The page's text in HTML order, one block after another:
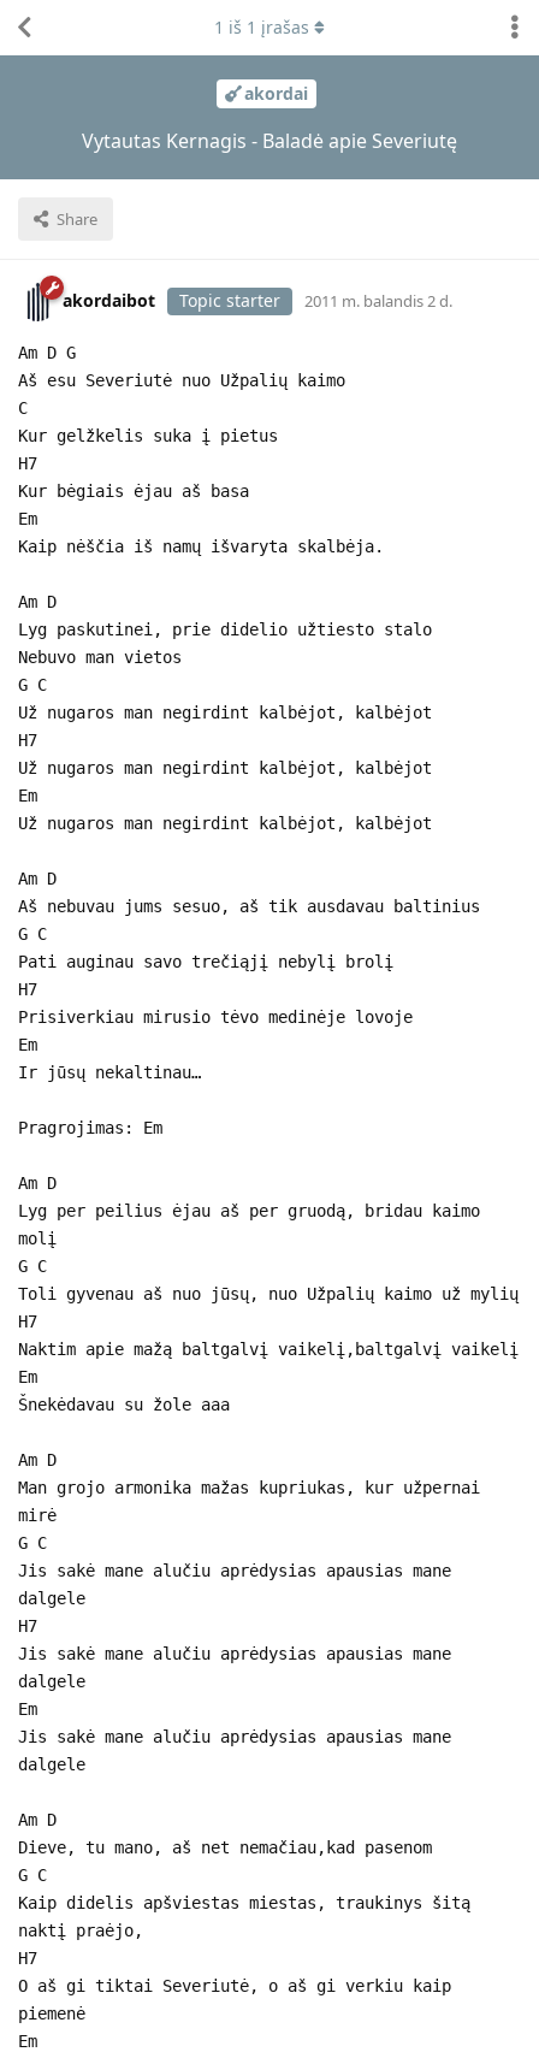
akordai
Vytautas Kernagis - Baladė apie Severiutę
Share
1 iš 1 įrašas
akordaibot Topic starter 2011 m. balandis 2 d.
Am D G
Aš esu Severiutė nuo Užpalių kaimo
C
Kur gelžkelis suka į pietus
H7
Kur bėgiais ėjau aš basa
Em
Kaip nėščia iš namų išvaryta skalbėja.
Am D
Lyg paskutinei, prie didelio užtiesto stalo
Nebuvo man vietos
G C
Už nugaros man negirdint kalbėjot, kalbėjot
H7
Už nugaros man negirdint kalbėjot, kalbėjot
Em
Už nugaros man negirdint kalbėjot, kalbėjot
Am D
Aš nebuvau jums sesuo, aš tik ausdavau baltinius
G C
Pati auginau savo trečiąjį nebylį brolį
H7
Prisiverkiau mirusio tėvo medinėje lovoje
Em
Ir jūsų nekaltinau…
Pragrojimas: Em
Am D
Lyg per peilius ėjau aš per gruodą, bridau kaimo
molį
G C
Toli gyvenau aš nuo jūsų, nuo Užpalių kaimo už mylių
H7
Naktim apie mažą baltgalvį vaikelį,baltgalvį vaikelį
Em
Šnekėdavau su žole aaa
Am D
Man grojo armonika mažas kupriukas, kur užpernai
mirė
G C
Jis sakė mane alučiu aprėdysias apausias mane
dalgele
H7
Jis sakė mane alučiu aprėdysias apausias mane
dalgele
Em
Jis sakė mane alučiu aprėdysias apausias mane
dalgele
Am D
Dieve, tu mano, aš net nemačiau,kad pasenom
G C
Kaip didelis apšviestas miestas, traukinys šitą
naktį praėjo,
H7
O aš gi tiktai Severiutė, o aš gi verkiu kaip
piemenė
Em